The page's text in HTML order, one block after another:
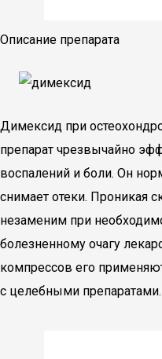
Описание препарата
Димексид при
препарат чрезвычайно
воспалений и боли. Он
снимает отеки. Проникая
незаменим при
болезненному очагу
компрессов его
с целебными препаратами.